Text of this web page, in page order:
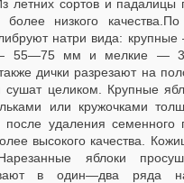
летних сортов и падалицы
низкого качества.По
натри вида:
55—75 мм и мелкие —
дички разрезают на
сушат целиком. Крупные
или кружочками
удаления семенного
высокого качества.
яблоки
в один—два ряда